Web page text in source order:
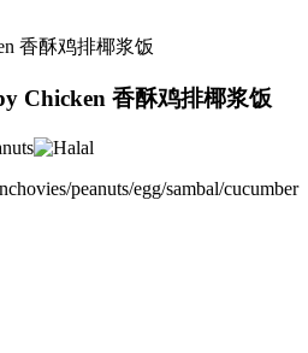
Chicken 香酥鸡排椰浆饭
peanuts/egg/sambal/cucumber